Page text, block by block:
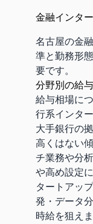
金融インタ
名古屋の金
準と勤務形
要です。
分野別の給
給与相場に
行系インタ
大手銀行の
高くはない
チ業務や分
や高め設定
タートアッ
発・データ
時給を狙え